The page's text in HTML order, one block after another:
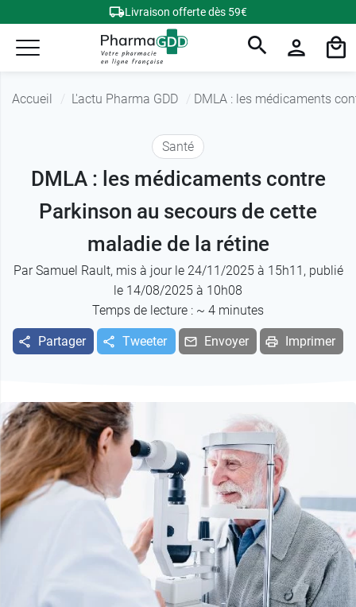
Livraison offerte dès 59€
Accueil L'actu Pharma GDD DMLA : les médicaments
Santé
DMLA : les médicaments contre
Parkinson au secours de cette
maladie de la rétine
ParSamuel Rault, mis à jour le 24/11/2025 à 15h11, publié
le 14/08/2025 à 10h08
Temps de lecture : ~ 4 minutes
Partager Tweeter Envoyer Imprimer